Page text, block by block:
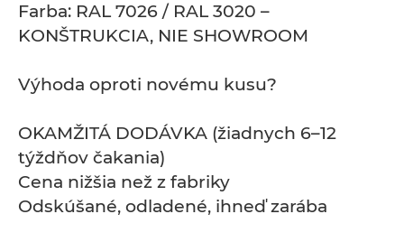
Farba: RAL 7026 / RAL 3020 –
KONŠTRUKCIA, NIE SHOWROOM
Výhoda oproti novému kusu?
OKAMŽITÁ DODÁVKA (žiadnych 6–12
týždňov čakania)
Cena nižšia než z fabriky
Odskúšané, odladené, ihneď zarába